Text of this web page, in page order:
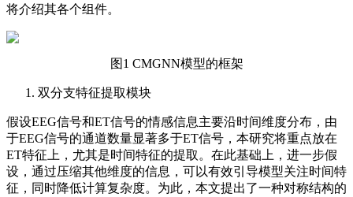
将介绍其各个组件。
图1 CMGNN模型的框架
双分支特征提取模块
假设EEG信号和ET信号的情感信息主要沿时间维度分布，由
于EEG信号的通道数量显著多于ET信号，本研究将重点放在
ET特征上，尤其是时间特征的提取。在此基础上，进一步假
设，通过压缩其他维度的信息，可以有效引导模型关注时间特
征，同时降低计算复杂度。为此，本文提出了一种对称结构的